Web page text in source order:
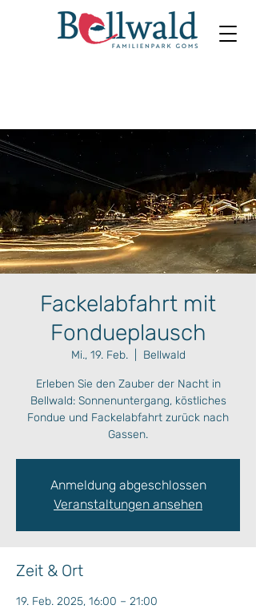
Fackelabfahrt mit
Fondueplausch
Mi., 19. Feb.
  |
Bellwald
Erleben Sie den Zauber der Nacht in
Bellwald: Sonnenuntergang, köstliches
Fondue und Fackelabfahrt zurück nach
Gassen.
Anmeldung abgeschlossen
Veranstaltungen ansehen
Zeit & Ort
19. Feb. 2025, 16:00 – 21:00